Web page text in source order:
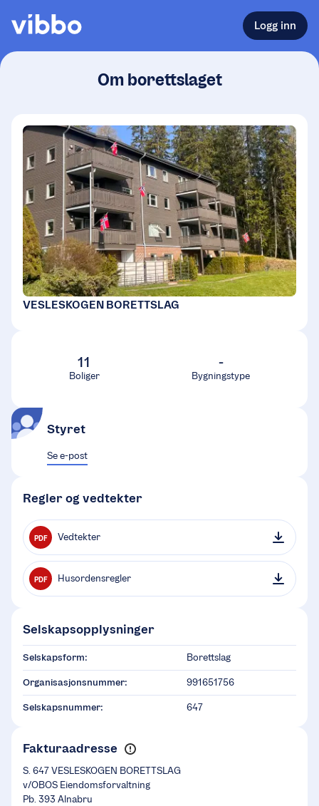
Logg inn
Om borettslaget
VESLESKOGEN BORETTSLAG
11
Boliger
-
Bygningstype
Styret
Se e-post
Regler og vedtekter
PDF Vedtekter
PDF Husordensregler
Selskapsopplysninger
Selskapsform: Borettslag
Organisasjonsnummer: 991651756
Selskapsnummer: 647
Fakturaadresse
S. 647 VESLESKOGEN BORETTSLAG
v/OBOS Eiendomsforvaltning
Pb. 393 Alnabru